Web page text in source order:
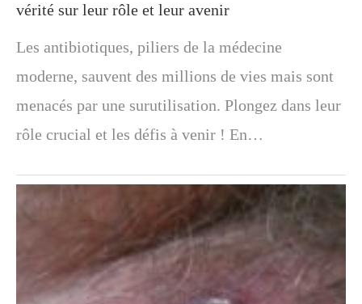
vérité sur leur rôle et leur avenir
Les antibiotiques, piliers de la médecine
moderne, sauvent des millions de vies mais sont
menacés par une surutilisation. Plongez dans leur
rôle crucial et les défis à venir ! En…